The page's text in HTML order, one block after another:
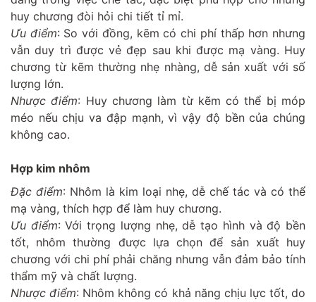
huy chương đòi hỏi chi tiết tỉ mỉ.
Ưu điểm: So với đồng, kẽm có chi phí thấp hơn nhưng
vẫn duy trì được vẻ đẹp sau khi được mạ vàng. Huy
chương từ kẽm thường nhẹ nhàng, dễ sản xuất với số
lượng lớn.
Nhược điểm: Huy chương làm từ kẽm có thể bị móp
méo nếu chịu va đập mạnh, vì vậy độ bền của chúng
không cao.
Hợp kim nhôm
Đặc điểm: Nhôm là kim loại nhẹ, dễ chế tác và có thể
mạ vàng, thích hợp để làm huy chương.
Ưu điểm: Với trọng lượng nhẹ, dễ tạo hình và độ bền
tốt, nhôm thường được lựa chọn để sản xuất huy
chương với chi phí phải chăng nhưng vẫn đảm bảo tính
thẩm mỹ và chất lượng.
Nhược điểm: Nhôm không có khả năng chịu lực tốt, do